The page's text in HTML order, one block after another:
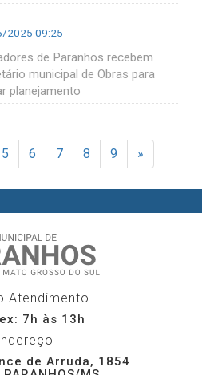
2025 09:25
de Paranhos recebem
municipal de Obras para
planejamento
5 6 7 8 9 »
Atendimento
7h às 13h
de Arruda, 1854